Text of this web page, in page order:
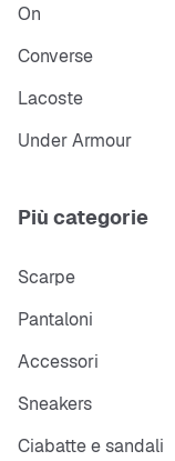
On
Converse
Lacoste
Under Armour
Più categorie
Scarpe
Pantaloni
Accessori
Sneakers
Ciabatte e sandali